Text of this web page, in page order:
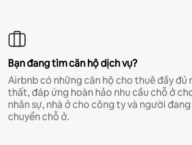
Bạn đang tìm căn hộ dịch vụ?
Airbnb có những căn hộ cho thuê đầy đủ
thất, đáp ứng hoàn hảo nhu cầu chỗ ở
nhân sự, nhà ở cho công ty và người đang
chuyển chỗ ở.